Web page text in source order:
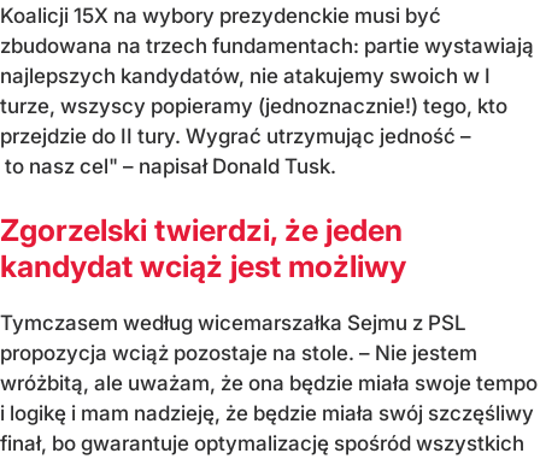
Koalicji 15X na wybory prezydenckie musi być
zbudowana na trzech fundamentach: partie wystawiają
najlepszych kandydatów, nie atakujemy swoich w I
turze, wszyscy popieramy (jednoznacznie!) tego, kto
przejdzie do II tury. Wygrać utrzymując jedność –
to nasz cel" – napisał Donald Tusk.
Zgorzelski twierdzi, że jeden
kandydat wciąż jest możliwy
Tymczasem według wicemarszałka Sejmu z PSL
propozycja wciąż pozostaje na stole. – Nie jestem
wróżbitą, ale uważam, że ona będzie miała swoje tempo
i logikę i mam nadzieję, że będzie miała swój szczęśliwy
finał, bo gwarantuje optymalizację spośród wszystkich